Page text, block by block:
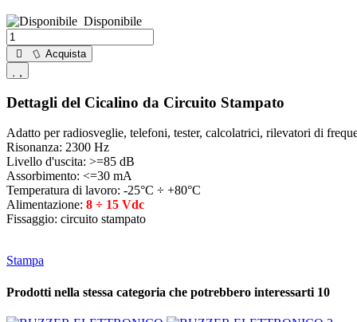
Disponibile
Acquista
Dettagli del Cicalino da Circuito Stampato
Adatto per radiosveglie, telefoni, tester, calcolatrici, rilevatori di
Risonanza: 2300 Hz
Livello d'uscita: >=85 dB
Assorbimento: <=30 mA
Temperatura di lavoro: -25°C ÷ +80°C
Alimentazione: 8 ÷ 15 Vdc
Fissaggio: circuito stampato
Stampa
Prodotti nella stessa categoria che potrebbero interessarti 10